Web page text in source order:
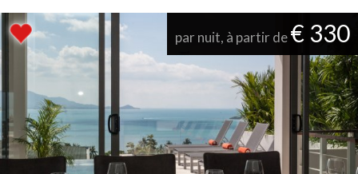
par nuit, à partir de€ 330